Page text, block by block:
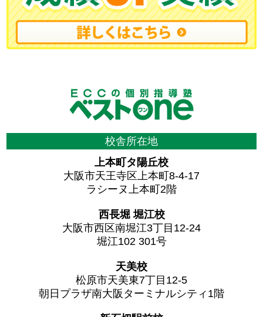
校舎所在地
上本町タ陽丘校
大阪市天王寺区上本町8-4-17
ラシーヌ上本町2階
西長堀 堀江校
大阪市西区南堀江3丁目12-24
堀江102 301号
天美校
松原市天美東7丁目12-5
朝日プラザ南大阪ターミナルシティ1階